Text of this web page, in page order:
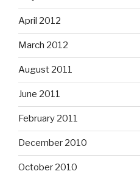
April 2012
March 2012
August 2011
June 2011
February 2011
December 2010
October 2010